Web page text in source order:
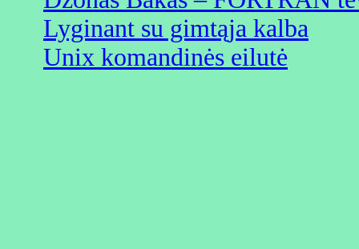
Lyginant su gimtąja kalba
Unix komandinės eilutė